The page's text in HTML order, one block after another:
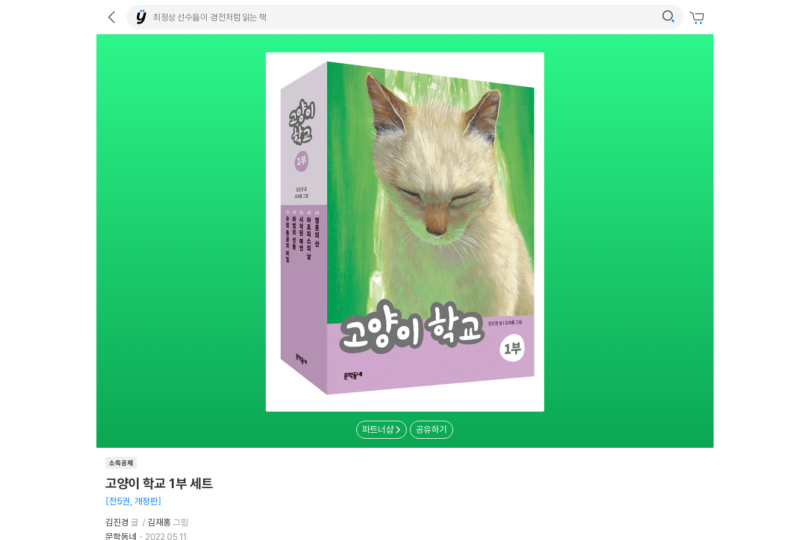
파트너샵 공유하기
소득공제
고양이 학교 1부 세트
전5권, 개정판
김진경 글 김재홍 그림
문학동네
2022.05.11.